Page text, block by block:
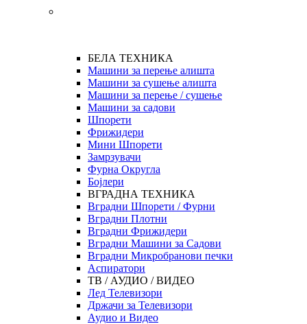
БЕЛА ТЕХНИКА
Машини за перење алишта
Машини за сушење алишта
Машини за перење / сушење
Машини за садови
Шпорети
Фрижидери
Мини Шпорети
Замрзувачи
Фурна Округла
Бојлери
ВГРАДНА ТЕХНИКА
Вградни Шпорети / Фурни
Вградни Плотни
Вградни Фрижидери
Вградни Машини за Садови
Вградни Микробранови печки
Аспиратори
ТВ / АУДИО / ВИДЕО
Лед Телевизори
Држачи за Телевизори
Аудио и Видео